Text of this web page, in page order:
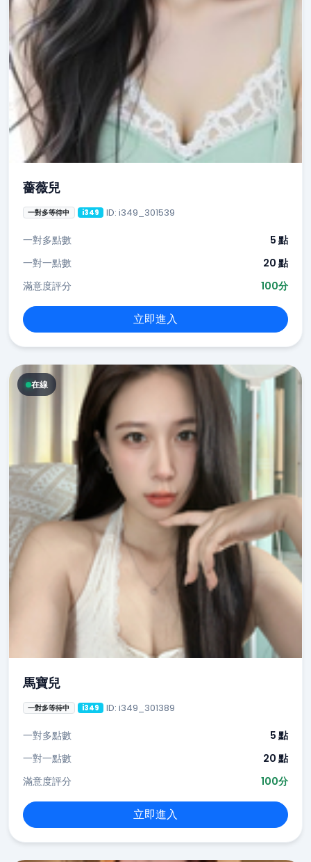
薔薇兒
一對多等待中 i349 ID: i349_301539
一對多點數
5 點
一對一點數
20 點
滿意度評分
100分
立即進入
在線
馬寶兒
一對多等待中 i349 ID: i349_301389
一對多點數
5 點
一對一點數
20 點
滿意度評分
100分
立即進入